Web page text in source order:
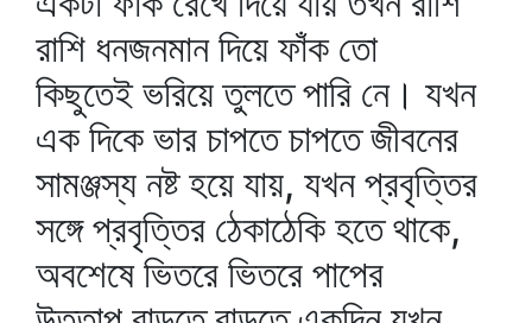
রাশি ধনজনমান দিয়ে ফাঁক তো
কিছুতেই ভরিয়ে তুলতে পারি নে। যখন
এক দিকে ভার চাপতে চাপতে জীবনের
সামঞ্জস্য নষ্ট হয়ে যায়, যখন প্রবৃত্তির
সঙ্গে প্রবৃত্তির ঠেকাঠেকি হতে থাকে,
অবশেষে ভিতরে ভিতরে পাপের